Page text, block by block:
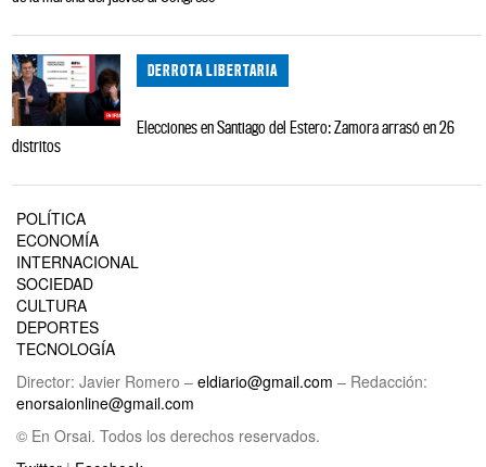
DERROTA LIBERTARIA
Elecciones en Santiago del Estero: Zamora arrasó en 26
distritos
POLÍTICA
ECONOMÍA
INTERNACIONAL
SOCIEDAD
CULTURA
DEPORTES
TECNOLOGÍA
Director: Javier Romero – eldiario@gmail.com – Redacción:
enorsaionline@gmail.com
© En Orsai. Todos los derechos reservados.